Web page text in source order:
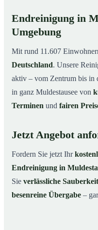
Endreinigung in
Umgebung
Mit rund 11.607
Deutschland. Unsere
aktiv – vom Zentrum bis in
in ganz Muldestausee von
Terminen und fairen
Jetzt Angebot
Fordern Sie jetzt Ihr
Endreinigung in
Sie verlässliche Sauberkeit
besenreine Übergabe –